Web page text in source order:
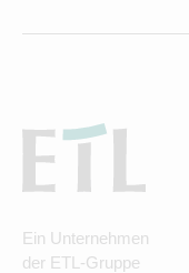
Ein Unternehmen
der ETL-Gruppe